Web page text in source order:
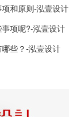
和原则-泓壹设计
项呢?-泓壹设计
些？-泓壹设计